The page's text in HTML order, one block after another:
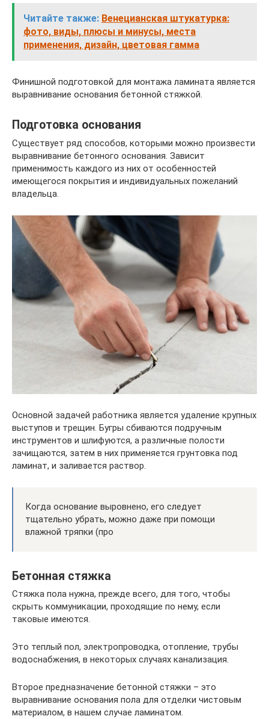
Читайте также: Венецианская штукатурка:
фото, виды, плюсы и минусы, места
применения, дизайн, цветовая гамма
Финишной подготовкой для монтажа ламината является
выравнивание основания бетонной стяжкой.
Подготовка основания
Существует ряд способов, которыми можно произвести
выравнивание бетонного основания. Зависит
применимость каждого из них от особенностей
имеющегося покрытия и индивидуальных пожеланий
владельца.
Основной задачей работника является удаление крупных
выступов и трещин. Бугры сбиваются подручным
инструментов и шлифуются, а различные полости
зачищаются, затем в них применяется грунтовка под
ламинат, и заливается раствор.
Когда основание выровнено, его следует
тщательно убрать, можно даже при помощи
влажной тряпки (про
Бетонная стяжка
Стяжка пола нужна, прежде всего, для того, чтобы
скрыть коммуникации, проходящие по нему, если
таковые имеются.
Это теплый пол, электропроводка, отопление, трубы
водоснабжения, в некоторых случаях канализация.
Второе предназначение бетонной стяжки – это
выравнивание основания пола для отделки чистовым
материалом, в нашем случае ламинатом.